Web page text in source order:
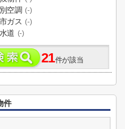
空調 (-)
ガス (-)
道 (-)
21件が該当
件